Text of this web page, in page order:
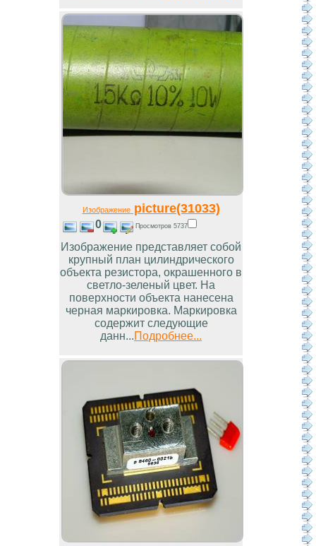
Изображениеpicture(31033)
0 Просмотров 5737
Изображение представляет собой
крупный план цилиндрического
объекта резистора, окрашенного в
светло-зеленый цвет. На
поверхности объекта нанесена
черная маркировка. Маркировка
содержит следующие
данн...Подробнее...